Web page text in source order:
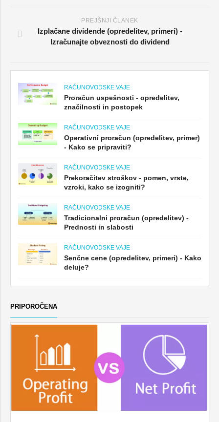
PREJŠNJI ČLANEK
Izplačane dividende (opredelitev, primeri) -
Izračunajte obveznosti do dividend
RAČUNOVODSKE VAJE
Proračun uspešnosti - opredelitev,
značilnosti in postopek
RAČUNOVODSKE VAJE
Operativni proračun (opredelitev, primer)
- Kako se pripraviti?
RAČUNOVODSKE VAJE
Prekoračitev stroškov - pomen, vrste,
vzroki, kako se izogniti?
RAČUNOVODSKE VAJE
Tradicionalni proračun (opredelitev) -
Prednosti in slabosti
RAČUNOVODSKE VAJE
Senčne cene (opredelitev, primeri) - Kako
deluje?
PRIPOROČENA